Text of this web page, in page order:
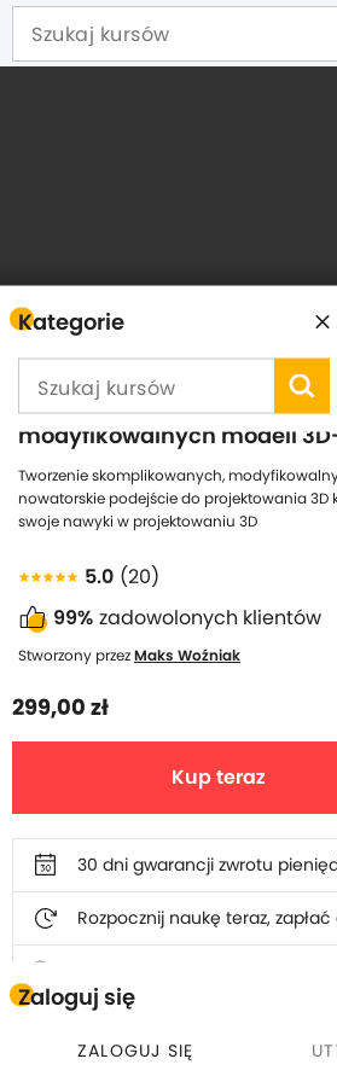
Kategorie
Zaloguj się
ZALOGUJ SIĘ
Tworzenie skomplikowanych,
modyfikowalnych modeli
Tworzenie skomplikowanych,
nowatorskie podejście do projektowania 3D
swoje nawyki w projektowaniu 3D
5.0 (20)
99% zadowolonych klientów
Stworzony przezMaks Woźniak
299,00 zł
Kup teraz
30 dni gwarancji zwrotu
Rozpocznij naukę teraz,